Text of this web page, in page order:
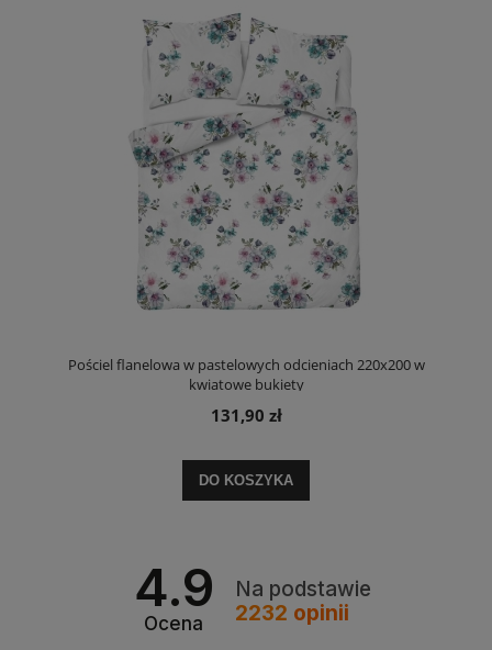
Pościel flanelowa w pastelowych odcieniach 220x200 w
kwiatowe bukiety
131,90 zł
DO KOSZYKA
4.9
Ocena
Na podstawie
2232 opinii